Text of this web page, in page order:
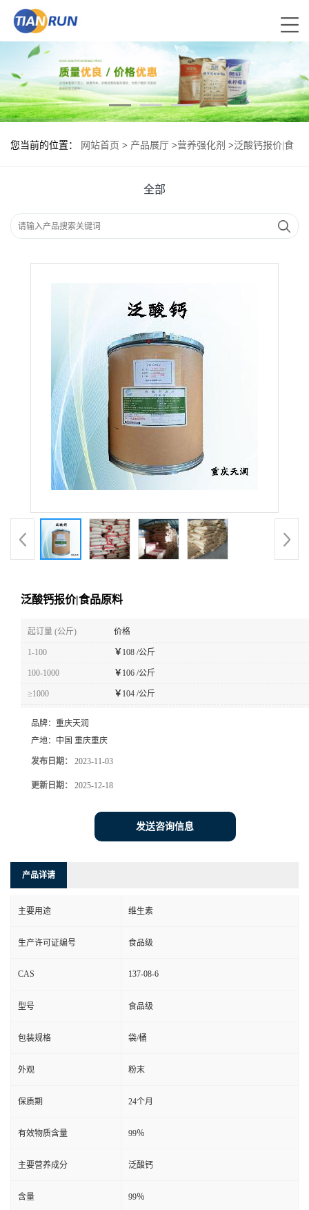
您当前的位置： 网站首页 > 产品展厅 >营养强化剂 >泛酸钙报价|食
全部
泛酸钙报价|食品原料
起订量 (公斤) 价格
1-100 ￥108 /公斤
100-1000 ￥106 /公斤
≥1000 ￥104 /公斤
品牌： 重庆天润
产地： 中国 重庆重庆
发布日期： 2023-11-03
更新日期： 2025-12-18
发送咨询信息
产品详请
主要用途 维生素
生产许可证编号 食品级
CAS 137-08-6
型号 食品级
包装规格 袋/桶
外观 粉末
保质期 24个月
有效物质含量 99％
主要营养成分 泛酸钙
含量 99％